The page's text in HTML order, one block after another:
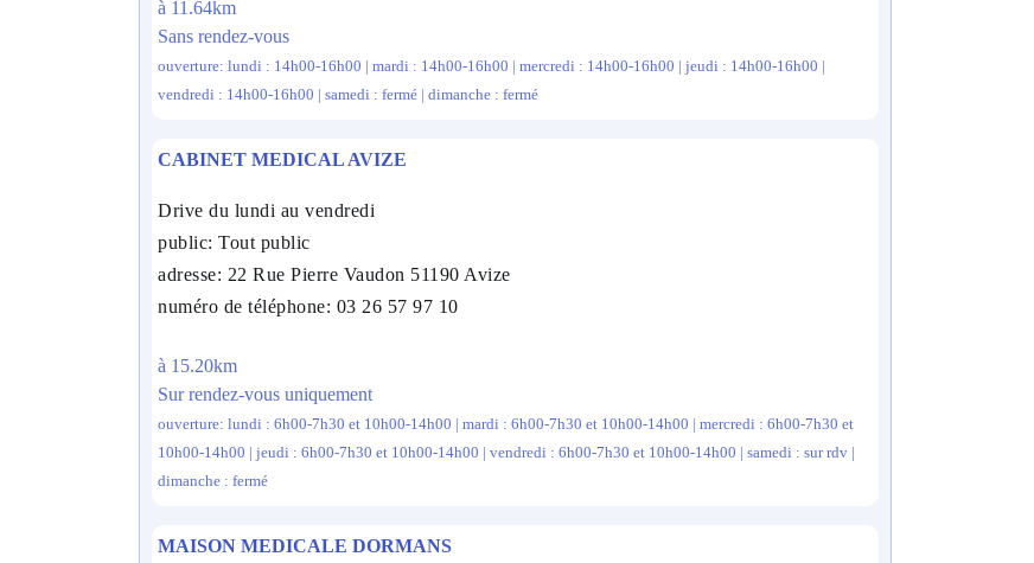
à 11.64km
Sans rendez-vous
ouverture: lundi : 14h00-16h00 | mardi : 14h00-16h00 | mercredi : 14h00-16h00 | jeudi : 14h00-16h00 |
vendredi : 14h00-16h00 | samedi : fermé | dimanche : fermé
CABINET MEDICAL AVIZE
Drive du lundi au vendredi
public: Tout public
adresse: 22 Rue Pierre Vaudon 51190 Avize
numéro de téléphone: 03 26 57 97 10
à 15.20km
Sur rendez-vous uniquement
ouverture: lundi : 6h00-7h30 et 10h00-14h00 | mardi : 6h00-7h30 et 10h00-14h00 | mercredi : 6h00-7h30 et
10h00-14h00 | jeudi : 6h00-7h30 et 10h00-14h00 | vendredi : 6h00-7h30 et 10h00-14h00 | samedi : sur rdv |
dimanche : fermé
MAISON MEDICALE DORMANS